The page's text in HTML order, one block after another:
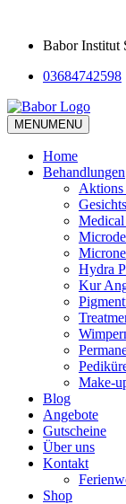
Babor Institut
03684742598
MENUMENU
Home
Behandlungen
Aktions
Hydra
Kur
Make-
Blog
Angebote
Gutscheine
Über uns
Kontakt
Shop